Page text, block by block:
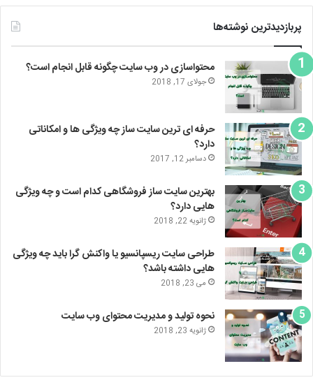
پربازدیدترین نوشته‌ها
محتواسازی در وب سایت چگونه قابل انجام است؟
جولای 17, 2018
حرفه ای ترین سایت ساز چه ویژگی ها و امکاناتی
دارد؟
دسامبر 12, 2017
بهترین سایت ساز فروشگاهی کدام است و چه ویژگی
هایی دارد؟
ژانویه 22, 2018
طراحی سایت ریسپانسیو یا واکنش گرا باید چه ویژگی
هایی داشته باشد؟
می 23, 2018
نحوه تولید و مدیریت محتوای وب سایت
ژانویه 23, 2018